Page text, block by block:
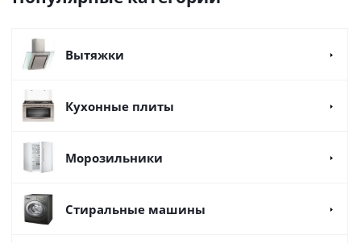
Вытяжки
Кухонные плиты
Морозильники
Стиральные машины